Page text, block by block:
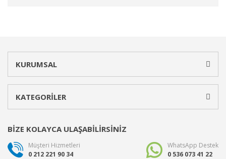
KURUMSAL
KATEGORİLER
BİZE KOLAYCA ULAŞABİLİRSİNİZ
Müşteri Hizmetleri
0 212 221 90 34
WhatsApp Destek
0 536 073 41 22